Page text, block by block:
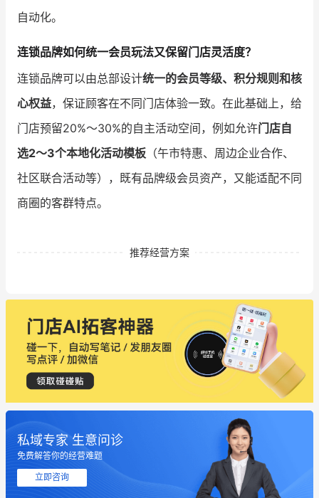
自动化。
连锁品牌如何统一会员玩法又保留门店灵活度？
连锁品牌可以由总部设计统一的会员等级、积分规则和核
心权益，保证顾客在不同门店体验一致。在此基础上，给
门店预留20%～30%的自主活动空间，例如允许门店自
选2～3个本地化活动模板 （午市特惠、周边企业合作、
社区联合活动等），既有品牌级会员资产，又能适配不同
商圈的客群特点。
推荐经营方案
私域专家 生意问诊
免费解答你的经营难题
立即咨询